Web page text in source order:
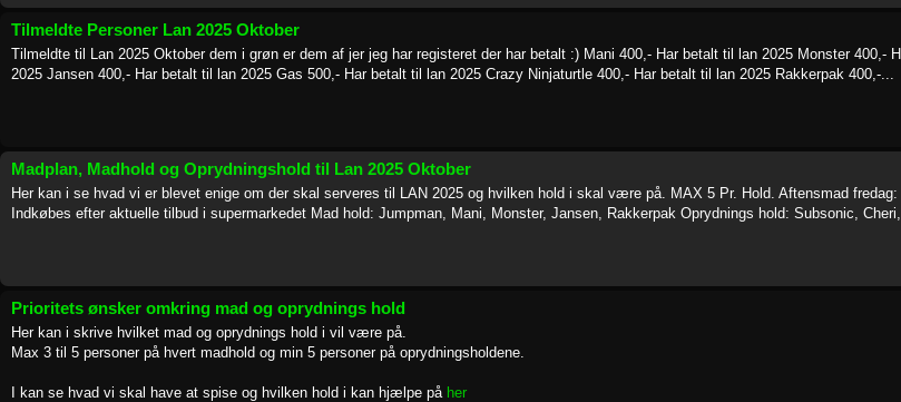
Tilmeldte Personer Lan 2025 Oktober
Tilmeldte til Lan 2025 Oktober dem i grøn er dem af jer jeg har registeret der har betalt :) Mani 400,- Har betalt til lan 2025 Monster 400,-
2025 Jansen 400,- Har betalt til lan 2025 Gas 500,- Har betalt til lan 2025 Crazy Ninjaturtle 400,- Har betalt til lan 2025 Rakkerpak 400,-...
Madplan, Madhold og Oprydningshold til Lan 2025 Oktober
Her kan i se hvad vi er blevet enige om der skal serveres til LAN 2025 og hvilken hold i skal være på. MAX 5 Pr. Hold. Aftensmad
Indkøbes efter aktuelle tilbud i supermarkedet Mad hold: Jumpman, Mani, Monster, Jansen, Rakkerpak Oprydnings hold: Subsonic,
Prioritets ønsker omkring mad og oprydnings hold
Her kan i skrive hvilket mad og oprydnings hold i vil være på.
Max 3 til 5 personer på hvert madhold og min 5 personer på oprydningsholdene.
I kan se hvad vi skal have at spise og hvilken hold i kan hjælpe på her